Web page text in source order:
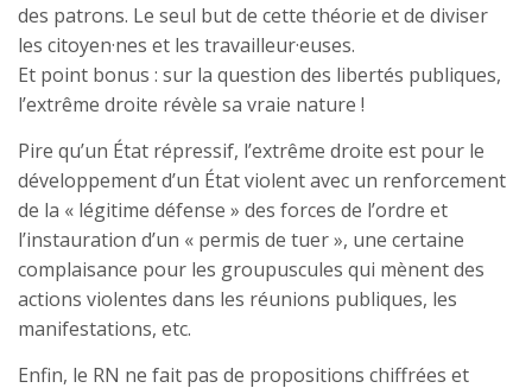
des patrons. Le seul but de cette théorie et de diviser
les citoyen·nes et les travailleur·euses.
Et point bonus : sur la question des libertés publiques,
l’extrême droite révèle sa vraie nature !
Pire qu’un État répressif, l’extrême droite est pour le
développement d’un État violent avec un renforcement
de la « légitime défense » des forces de l’ordre et
l’instauration d’un « permis de tuer », une certaine
complaisance pour les groupuscules qui mènent des
actions violentes dans les réunions publiques, les
manifestations, etc.
Enfin, le RN ne fait pas de propositions chiffrées et